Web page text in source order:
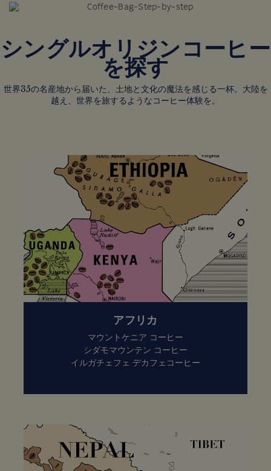
シングルオリジンコーヒー
を探す
世界35の名産地から届いた、土地と文化の魔法を感じる一杯。大陸を
越え、世界を旅するようなコーヒー体験を。
アフリカ
マウントケニア コーヒー
シダモマウンテン コーヒー
イルガチェフェ デカフェコーヒー